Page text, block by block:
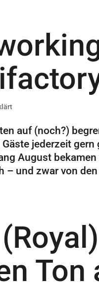
auf (noch?)
jederzeit
August bekamen
– und zwar von
Ton